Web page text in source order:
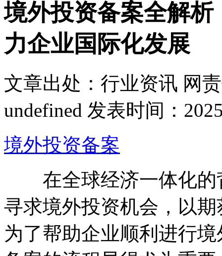
境外投资备案全解
力企业国际化发展
文章出处：行业资讯 网
undefined 发表时间：
境外投资备案
在全球经济一体化的
寻求境外投资机会，以
为了帮助企业顺利进行